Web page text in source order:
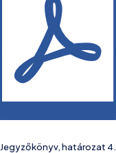
Jegyzőkönyv, határozat 4.